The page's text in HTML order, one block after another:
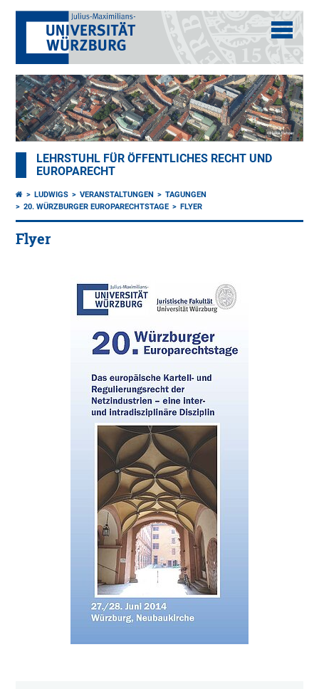
LEHRSTUHL FÜR ÖFFENTLICHES RECHT UND
EUROPARECHT
LUDWIGS VERANSTALTUNGEN
TAGUNGEN
20. WÜRZBURGER EUROPARECHTSTAGE
FLYER
Flyer